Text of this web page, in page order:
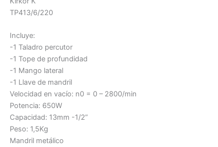
TP413/6/220
Incluye:
-1 Taladro percutor
-1 Tope de profundidad
-1 Mango lateral
-1 Llave de mandril
Velocidad en vacío: n0 = 0 – 2800/min
Potencia: 650W
Capacidad: 13mm -1/2”
Peso: 1,5Kg
Mandril metálico